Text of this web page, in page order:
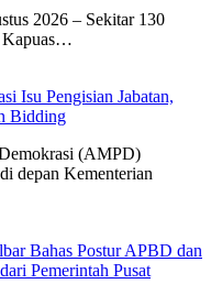
2026 – Sekitar 130
Kapuas…
Isu Pengisian Jabatan,
Bidding
(AMPD)
depan Kementerian
Bahas Postur APBD dan
Pemerintah Pusat